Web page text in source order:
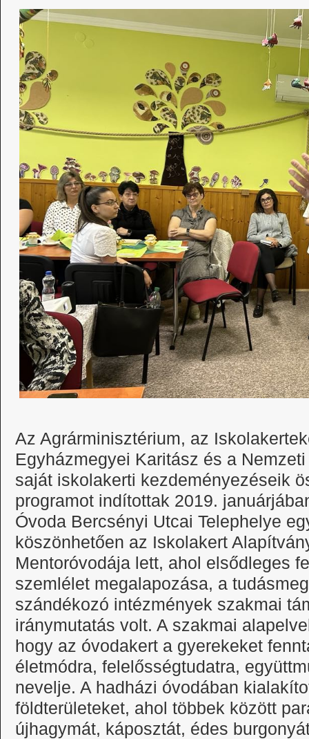
Az Agrárminisztérium, az
Egyházmegyei Karitász és a
saját iskolakerti kezdeményezéseik
programot indítottak 2019.
Óvoda Bercsényi Utcai Telephelye
köszönhetően az Iskolakert
Mentoróvodája lett, ahol elsődleges
szemlélet megalapozása, a
szándékozó intézmények szakmai
iránymutatás volt. A szakmai
hogy az óvodakert a gyerekeket
életmódra, felelősségtudatra,
nevelje. A hadházi óvodában
földterületeket, ahol többek között
újhagymát, káposztát, édes